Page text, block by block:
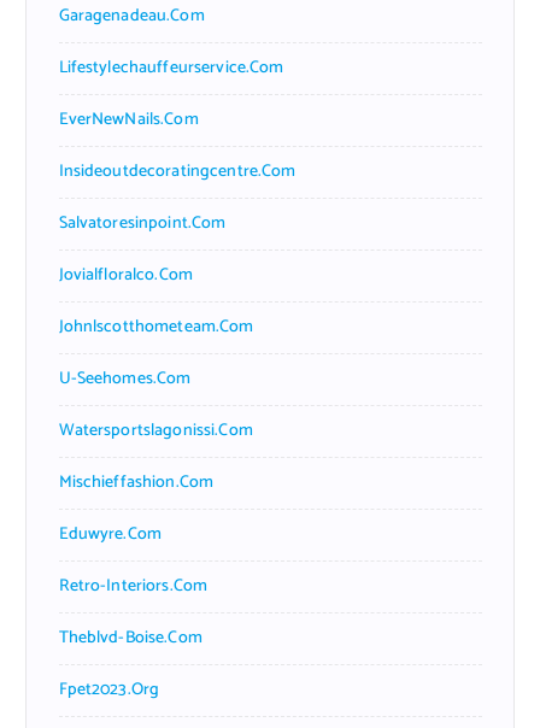
Garagenadeau.com
Lifestylechauffeurservice.com
EverNewNails.com
Insideoutdecoratingcentre.com
Salvatoresinpoint.com
Jovialfloralco.com
Johnlscotthometeam.com
U-Seehomes.com
Watersportslagonissi.com
Mischieffashion.com
Eduwyre.com
Retro-Interiors.com
Theblvd-Boise.com
Fpet2023.org